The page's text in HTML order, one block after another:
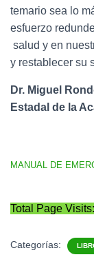
temario sea lo
esfuerzo
salud y en
y restablecer su
Dr. Miguel
Estadal de la
MANUAL DE
Total Page
Categorías: